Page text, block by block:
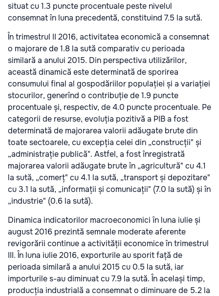
situat cu 1.3 puncte procentuale peste nivelul
consemnat în luna precedentă, constituind 7.5 la sută.
În trimestrul II 2016, activitatea economică a consemnat
o majorare de 1.8 la sută comparativ cu perioada
similară a anului 2015. Din perspectiva utilizărilor,
această dinamică este determinată de sporirea
consumului final al gospodăriilor populației și a variației
stocurilor, generînd o contribuție de 1.9 puncte
procentuale și, respectiv, de 4.0 puncte procentuale. Pe
categorii de resurse, evoluția pozitivă a PIB a fost
determinată de majorarea valorii adăugate brute din
toate sectoarele, cu excepția celei din „construcții" și
„administrație publică". Astfel, a fost înregistrată
majorarea valorii adăugate brute în „agricultură" cu 4.1
la sută, „comerț" cu 4.1 la sută, „transport și depozitare"
cu 3.1 la sută, „informații și comunicații" (7.0 la sută) și în
„industrie" (0.6 la sută).
Dinamica indicatorilor macroeconomici în luna iulie și
august 2016 prezintă semnale moderate aferente
revigorării continue a activității economice în trimestrul
III. În luna iulie 2016, exporturile au sporit față de
perioada similară a anului 2015 cu 0.5 la sută, iar
importurile s-au diminuat cu 7.9 la sută. În același timp,
producția industrială a consemnat o diminuare de 5.2 la